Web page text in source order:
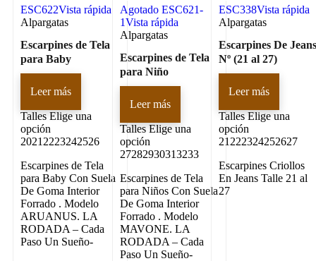
ESC622Vista rápida
Alpargatas
Escarpines de Tela
para Baby
Leer más
Talles Elige una
opción
20212223242526
Escarpines de Tela
para Baby Con Suela
De Goma Interior
Forrado . Modelo
ARUANUS. LA
RODADA – Cada
Paso Un Sueño-
AgotadoESC621-
1Vista rápida
Alpargatas
Escarpines de Tela
para Niño
Leer más
TallesElige una
opción
27282930313233
Escarpines de Tela
para Niños Con Suela
De Goma Interior
Forrado . Modelo
MAVONE. LA
RODADA – Cada
Paso Un Sueño-
ESC338Vista rápida
Alpargatas
Escarpines De
Nº (21 al 27)
Leer más
Talles Elige una
opción
21222324252627
Escarpines Criollos
En Jeans Talle 21 al
27